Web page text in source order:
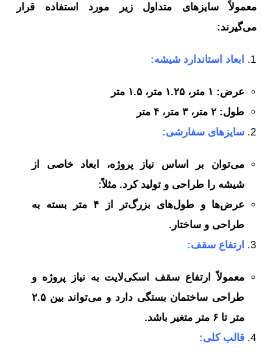
معمولاً سایزهای متداول زیر مورد استفاده قرار
می‌گیرند:
ابعاد استاندارد شیشه:
عرض: ۱ متر، ۱.۲۵ متر، ۱.۵ متر
طول: ۲ متر، ۳ متر، ۴ متر
سایزهای سفارشی:
می‌توان بر اساس نیاز پروژه، ابعاد خاصی از
شیشه را طراحی و تولید کرد. مثلاً:
عرض‌ها و طول‌های بزرگ‌تر از ۴ متر بسته به
طراحی و ساختار.
ارتفاع سقف:
معمولاً ارتفاع سقف اسکی‌لایت به نیاز پروژه و
طراحی ساختمان بستگی دارد و می‌تواند بین ۲.۵
متر تا ۶ متر متغیر باشد.
قالب کلی: